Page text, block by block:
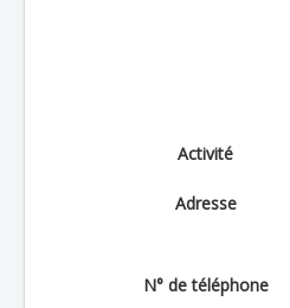
Activité
Adresse
N° de téléphone